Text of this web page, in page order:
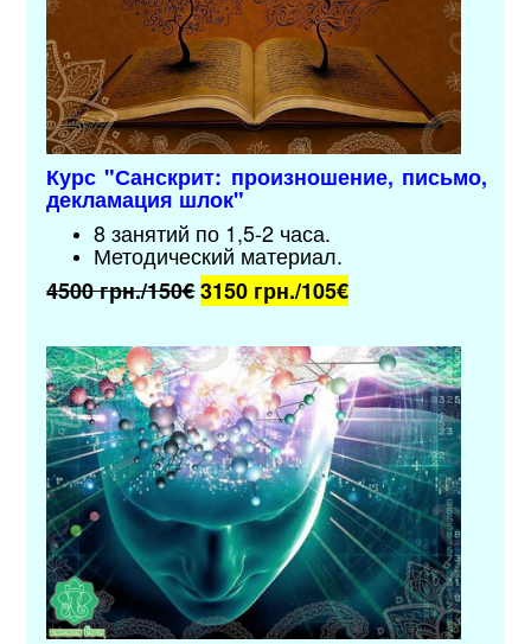
Курс "Санскрит: произношение, письмо,
декламация шлок"
8 занятий по 1,5-2 часа.
Методический материал.
4500 грн./150€3150 грн./105€